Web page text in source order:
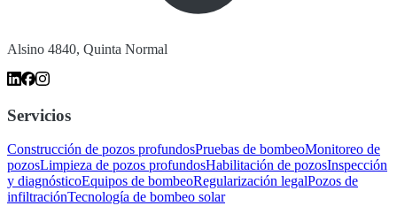
Alsino 4840, Quinta Normal
Servicios
Construcción de pozos profundosPruebas de bombeoMonitoreo de
pozosLimpieza de pozos profundosHabilitación de pozosInspección
y diagnósticoEquipos de bombeoRegularización legalPozos de
infiltraciónTecnología de bombeo solar